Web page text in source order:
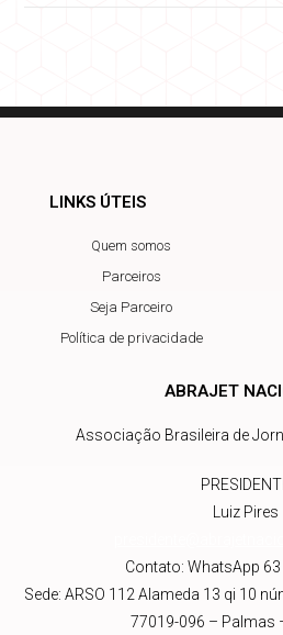
LINKS ÚTEIS
Quem somos
Parceiros
Seja Parceiro
Política de privacidade
ABRAJET
Associação Brasileira de
Luiz Pires
Contato: WhatsApp
Sede: ARSO 112 Alameda 13 qi 10
77019-096 – Palmas